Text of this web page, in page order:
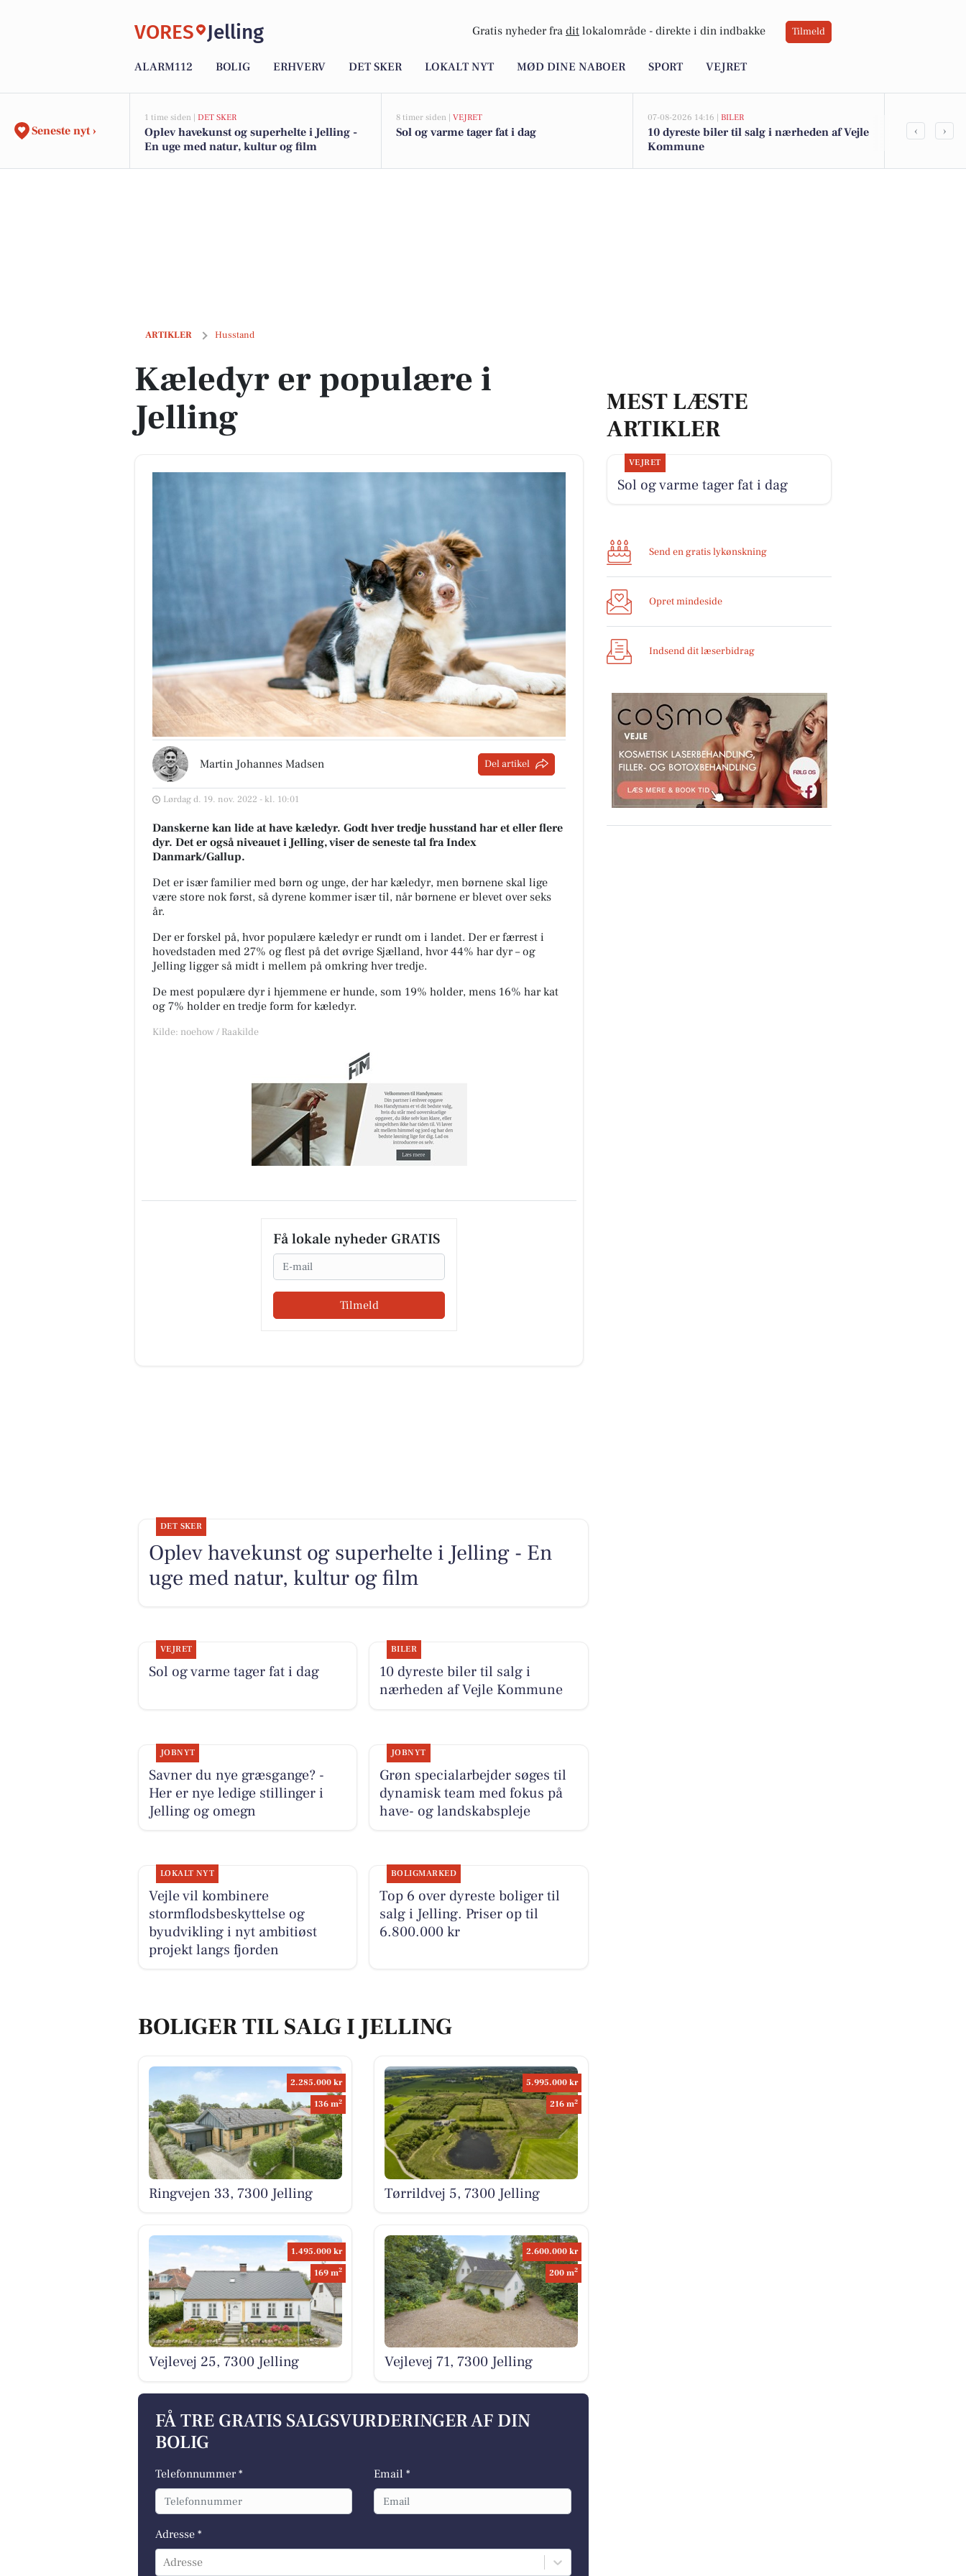
VORES Jelling Gratis nyheder fra dit lokalområde - direkte i din indbakke Tilmeld
ALARM112 BOLIG ERHVERV DET SKER LOKALT NYT MØD DINE NABOER SPORT VEJRET
Seneste nyt ›
1 time siden | DET SKER
Oplev havekunst og superhelte i Jelling -
En uge med natur, kultur og film
8 timer siden | VEJRET
Sol og varme tager fat i dag
07-08-2026 14:16 | BILER
10 dyreste biler til salg i nærheden af Vejle
Kommune
Savner du
‹ ›
ARTIKLER Husstand
Kæledyr er populære i Jelling
Kæledyr er populære i
Jelling
Martin Johannes Madsen Del artikel
Lørdag d. 19. nov. 2022 - kl. 10:01
Danskerne kan lide at have kæledyr. Godt hver tredje husstand har et eller flere
dyr. Det er også niveauet i Jelling, viser de seneste tal fra Index
Danmark/Gallup.
Det er især familier med børn og unge, der har kæledyr, men børnene skal lige
være store nok først, så dyrene kommer især til, når børnene er blevet over seks
år.
Der er forskel på, hvor populære kæledyr er rundt om i landet. Der er færrest i
hovedstaden med 27% og flest på det øvrige Sjælland, hvor 44% har dyr – og
Jelling ligger så midt i mellem på omkring hver tredje.
De mest populære dyr i hjemmene er hunde, som 19% holder, mens 16% har kat
og 7% holder en tredje form for kæledyr.
Kilde: noehow / Raakilde
Få lokale nyheder GRATIS
Email
Tilmeld
MEST LÆSTE
ARTIKLER
VEJRET
Sol og varme tager fat i dag
Send en gratis lykønskning
Opret mindeside
Indsend dit læserbidrag
DET SKER
Oplev havekunst og superhelte i Jelling - En
uge med natur, kultur og film
VEJRET
Sol og varme tager fat i dag
BILER
10 dyreste biler til salg i
nærheden af Vejle Kommune
JOBNYT
Savner du nye græsgange? -
Her er nye ledige stillinger i
Jelling og omegn
JOBNYT
Grøn specialarbejder søges til
dynamisk team med fokus på
have- og landskabspleje
LOKALT NYT
Vejle vil kombinere
stormflodsbeskyttelse og
byudvikling i nyt ambitiøst
projekt langs fjorden
BOLIGMARKED
Top 6 over dyreste boliger til
salg i Jelling. Priser op til
6.800.000 kr
BOLIGER TIL SALG I JELLING
2.285.000 kr
136 m2
Ringvejen 33, 7300 Jelling
5.995.000 kr
216 m2
Tørrildvej 5, 7300 Jelling
1.495.000 kr
169 m2
Vejlevej 25, 7300 Jelling
2.600.000 kr
200 m2
Vejlevej 71, 7300 Jelling
FÅ TRE GRATIS SALGSVURDERINGER AF DIN
BOLIG
Telefonnummer * Email *
Adresse *
Adresse